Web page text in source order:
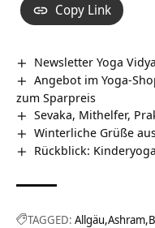
Copy Link
Newsletter Yoga
Angebot im Yoga-
zum Sparpreis
Sevaka, Mithelfer,
Winterliche Grüße
Rückblick:
TAGGED: Allgäu Ashram